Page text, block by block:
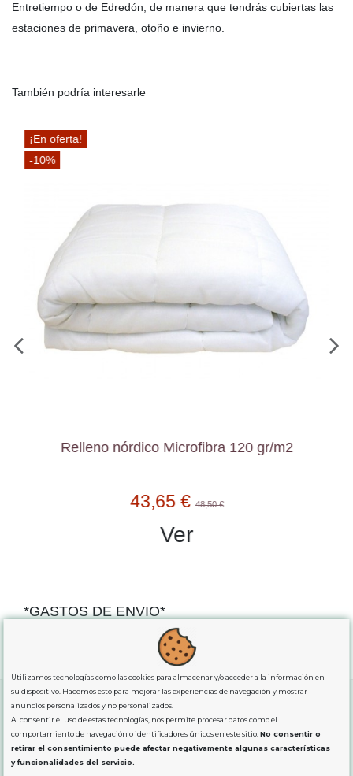
Entretiempo o de Edredón, de manera que tendrás cubiertas las
estaciones de primavera, otoño e invierno.
También podría interesarle
¡En oferta!
-10%
Relleno nórdico Microfibra 120 gr/m2
43,65 €48,50 €
Ver
*GASTOS DE ENVIO*
para comprassuperiores a 80€
SOBRE NOSOTROS
Utilizamos tecnologías como las cookies para almacenar y/o acceder a la información en
su dispositivo. Hacemos esto para mejorar las experiencias de navegación y mostrar
anuncios personalizados y no personalizados.
Al consentir el uso de estas tecnologías, nos permite procesar datos como el
comportamiento de navegación o identificadores únicos en este sitio.No consentir o
retirar el consentimiento puede afectar negativamente algunas características
y funcionalidades del servicio.